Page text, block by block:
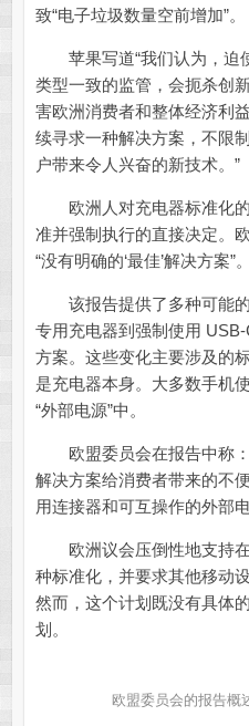
致“电子垃圾数量空前增加”。
苹果写道“我们认为，迫
类型一致的监管，会扼杀创
害欧洲消费者和整体经济利
续寻求一种解决方案，不限
户带来令人兴奋的新技术。”
欧洲人对充电器标准化的
准并强制执行的直接决定。
“没有明确的‘最佳’解决方案”。
该报告提供了多种可能的
专用充电器到强制使用
方案。这些变化主要涉及的
是充电器本身。大多数手机
“外部电源”中。
欧盟委员会在报告中称：
解决方案给消费者带来的不
用连接器和可互操作的外部
欧洲议会压倒性地支持在
种标准化，并要求其他移动
然而，这个计划既没有具体
划。
欧盟委员会的报告概